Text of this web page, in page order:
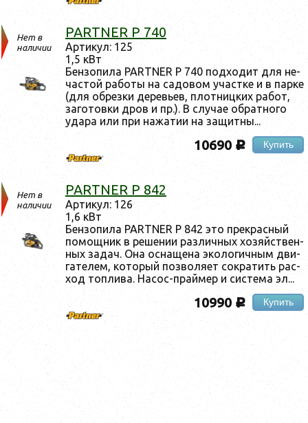
Нет в
наличии
PARTNER P 740
Ар­ти­кул: 125
1,5 кВт
Бен­зо­пила PARTNER P 740 под­хо­дит для не­
час­той ра­боты на са­довом учас­тке и в пар­ке
(для об­резки де­ревь­ев, плот­ницких ра­бот,
за­готов­ки дров и пр.). В слу­чае об­ратно­го
уда­ра или при на­жатии на за­щит­ны...
10690 c Купить
Нет в
наличии
PARTNER P 842
Ар­ти­кул: 126
1,6 кВт
Бен­зо­пила PARTNER P 842 это прек­расный
по­мощ­ник в ре­шении раз­личных хо­зяй­ствен­
ных за­дач. Она ос­на­щена эко­логич­ным дви­
гате­лем, ко­торый поз­во­ля­ет сок­ра­тить рас­
ход топ­ли­ва. На­сос-прай­мер и сис­те­ма эл...
10990 c Купить